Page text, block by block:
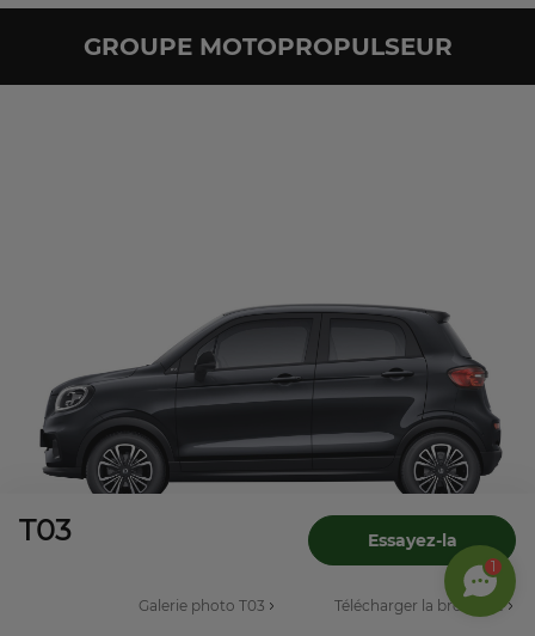
GROUPE MOTOPROPULSEUR
T03 Essayez-la
Galerie photo T03 Télécharger la brochure
1